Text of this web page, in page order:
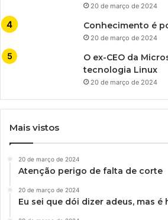
20 de março de 2024
Conhecimento é
20 de março de 2024
O ex-CEO da
tecnologia Linux
20 de março de 2024
Mais vistos
20 de março de 2024
Atenção perigo de falta de corte
20 de março de 2024
Eu sei que dói dizer adeus, mas é